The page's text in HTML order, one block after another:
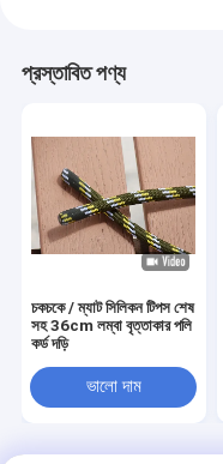
প্রস্তাবিত পণ্য
চকচকে / ম্যাট সিলিকন টিপস শেষ
সহ 36cm লম্বা বৃত্তাকার পলি
কর্ড দড়ি
ভালো দাম